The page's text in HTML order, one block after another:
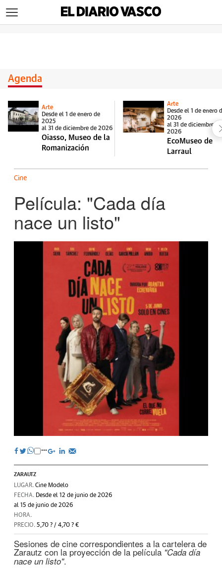
Agenda
Arte
Desde el 1 de enero de
2025
al 31 de diciembre de 2026
Oiasso, Museo de la
Romanización
Arte
Desde el 1 de enero
2026
al 31 de diciembre de
2026
EcoMuseo de
Larraul
Cine
Película: "Cada día
nace un listo"
ZARAUTZ
LUGAR. Cine Modelo
FECHA. Desde el 12 de junio de 2026
al 15 de junio de 2026
HORA.
PRECIO. 5,70 ? / 4,70 ? €
Sesiones de cine correspondientes a la cartelera de
Zarautz con la proyección de la película "Cada día
nace un listo".